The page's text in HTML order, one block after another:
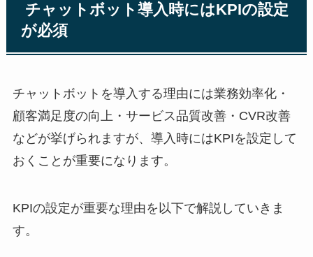
チャットボット導入時にはKPIの設定
が必須
チャットボットを導入する理由には業務効率化・
顧客満足度の向上・サービス品質改善・ CVR改善
などが挙げられますが、導入時にはKPIを設定して
おくことが重要になります。
KPIの設定が重要な理由を以下で解説していきま
す。